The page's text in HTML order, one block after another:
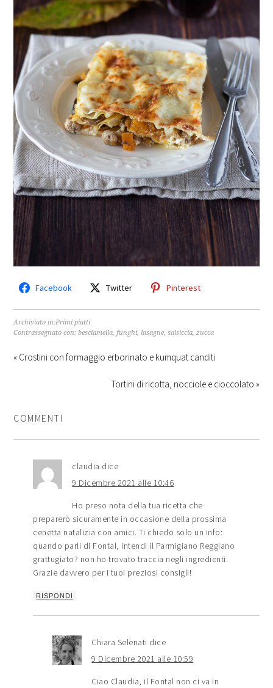
Facebook Twitter Pinterest
Archiviato in:Primi piatti
Contrassegnato con:besciamella,funghi, lasagne,salsiccia,zucca
« Crostini con formaggio erborinato e kumquat canditi
Tortini di ricotta, nocciole e cioccolato »
COMMENTI
claudia dice
9 Dicembre 2021 alle 10:46
Ho preso nota della tua ricetta che
preparerò sicuramente in occasione della prossima
cenetta natalizia con amici. Ti chiedo solo un info:
quando parli di Fontal, intendi il Parmigiano Reggiano
grattugiato? non ho trovato traccia negli ingredienti.
Grazie davvero per i tuoi preziosi consigli!
RISPONDI
Chiara Selenati dice
9 Dicembre 2021 alle 10:59
Ciao Claudia, il Fontal non ci va in